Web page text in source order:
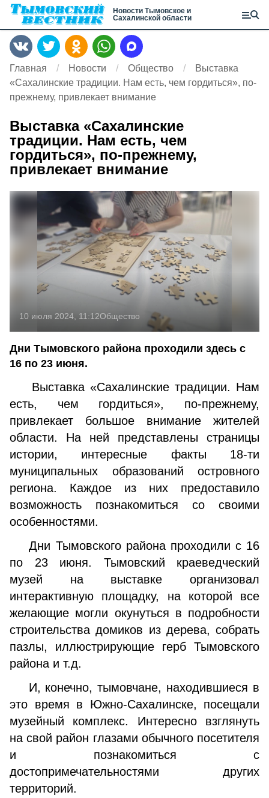
Новости Тымовское и
Сахалинской области
Главная Новости Общество
Выставка
«Сахалинские традиции. Нам есть, чем гордиться», по-
прежнему, привлекает внимание
Выставка «Сахалинские
традиции. Нам есть, чем
гордиться», по-прежнему,
привлекает внимание
10 июля 2024, 11:12Общество
Дни Тымовского района проходили здесь с
16 по 23 июня.
Выставка «Сахалинские традиции. Нам
есть, чем гордиться», по-прежнему,
привлекает большое внимание жителей
области. На ней представлены страницы
истории, интересные факты 18-ти
муниципальных образований островного
региона. Каждое из них предоставило
возможность познакомиться со своими
особенностями.
Дни Тымовского района проходили с 16
по 23 июня. Тымовский краеведческий
музей на выставке организовал
интерактивную площадку, на которой все
желающие могли окунуться в подробности
строительства домиков из дерева, собрать
пазлы, иллюстрирующие герб Тымовского
района и т.д.
И, конечно, тымовчане, находившиеся в
это время в Южно-Сахалинске, посещали
музейный комплекс. Интересно взглянуть
на свой район глазами обычного посетителя
и познакомиться с
достопримечательностями других
территорий.